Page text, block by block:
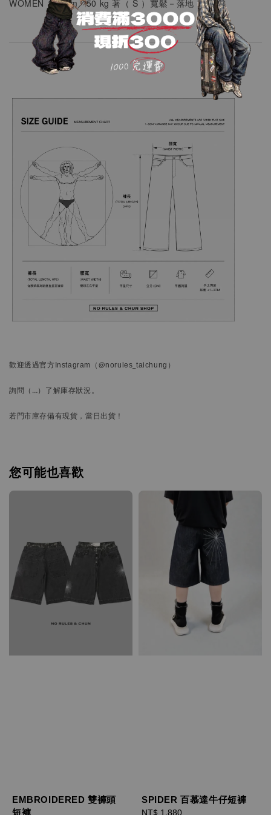
WOMEN 158 cm／50 kg 著（ S ）寬鬆－落地
歡迎透過官方Instagram （@norules_taichung）
詢問 （…） 了解庫存狀況。
若門市庫存備有現貨，當日出貨！
您可能也喜歡
EMBROIDERED 雙褲頭
短褲
SPIDER 百慕達牛仔短褲
Regular
NT$ 1,880